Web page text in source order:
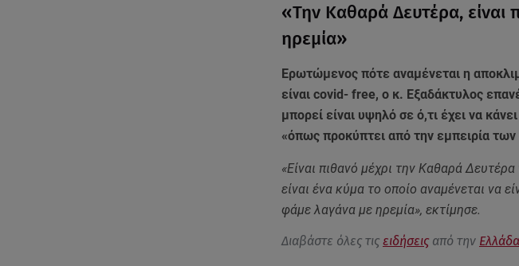
«Την Καθαρά Δευτέρα,
ηρεμία»
Ερωτώμενος πότε αναμένεται η
είναι covid- free, ο κ. Εξαδάκτυλος
μπορεί είναι υψηλό σε ό,τι έχει να
«όπως προκύπτει από την εμπειρία
«Είναι πιθανό μέχρι την Καθαρά
είναι ένα κύμα το οποίο αναμένεται να
φάμε λαγάνα με ηρεμία», εκτίμησε.
Διαβάστε όλες τις ειδήσειςαπό την Ελλάδα